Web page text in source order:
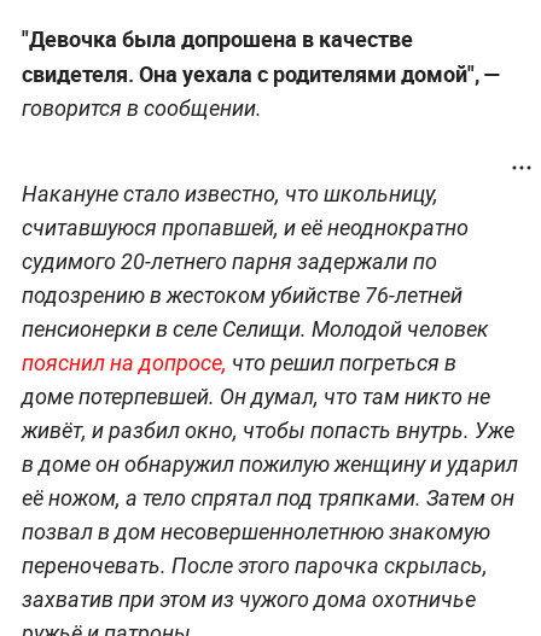
"Девочка была допрошена в качестве
свидетеля. Она уехала с родителями домой", —
говорится в сообщении.
Накануне стало известно, что школьницу,
считавшуюся пропавшей, и её неоднократно
судимого 20-летнего парня задержали по
подозрению в жестоком убийстве 76-летней
пенсионерки в селе Селищи. Молодой человек
пояснил на допросе, что решил погреться в
доме потерпевшей. Он думал, что там никто не
живёт, и разбил окно, чтобы попасть внутрь. Уже
в доме он обнаружил пожилую женщину и ударил
её ножом, а тело спрятал под тряпками. Затем он
позвал в дом несовершеннолетнюю знакомую
переночевать. После этого парочка скрылась,
захватив при этом из чужого дома охотничье